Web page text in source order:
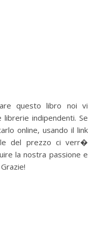
questo libro noi vi
indipendenti. Se
online, usando il link
del prezzo ci verr�
la nostra passione e